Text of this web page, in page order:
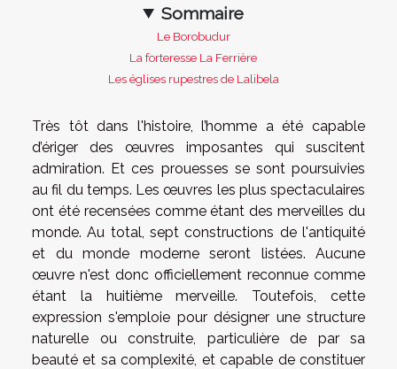
Sommaire
Le Borobudur
La forteresse La Ferrière
Les églises rupestres de Lalibela
Très tôt dans l'histoire, l’homme a été capable
d’ériger des œuvres imposantes qui suscitent
admiration. Et ces prouesses se sont poursuivies
au fil du temps. Les œuvres les plus spectaculaires
ont été recensées comme étant des merveilles du
monde. Au total, sept constructions de l'antiquité
et du monde moderne seront listées. Aucune
œuvre n'est donc officiellement reconnue comme
étant la huitième merveille. Toutefois, cette
expression s'emploie pour désigner une structure
naturelle ou construite, particulière de par sa
beauté et sa complexité, et capable de constituer